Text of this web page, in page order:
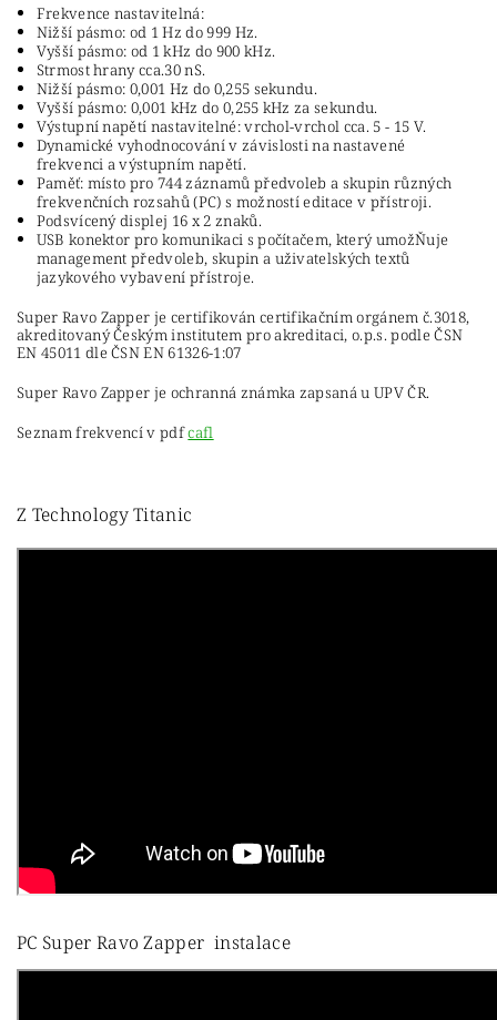
Frekvence nastavitelná:
Nižší pásmo: od 1 Hz do 999 Hz.
Vyšší pásmo: od 1 kHz do 900 kHz.
Strmost hrany cca.30 nS.
Nižší pásmo: 0,001 Hz do 0,255 sekundu.
Vyšší pásmo: 0,001 kHz do 0,255 kHz za sekundu.
Výstupní napětí nastavitelné: vrchol-vrchol cca. 5 - 15 V.
Dynamické vyhodnocování v závislosti na nastavené
frekvenci a výstupním napětí.
Paměť: místo pro 744 záznamů předvoleb a skupin různých
frekvenčních rozsahů (PC) s možností editace v přístroji.
Podsvícený displej 16 x 2 znaků.
USB konektor pro komunikaci s počítačem, který umožŇuje
management předvoleb, skupin a uživatelských textů
jazykového vybavení přístroje.
Super Ravo Zapper je certifikován certifikačním orgánem č.3018,
akreditovaný Českým institutem pro akreditaci, o.p.s. podle ČSN
EN 45011 dle ČSN EN 61326-1:07
Super Ravo Zapper je ochranná známka zapsaná u UPV ČR.
Seznam frekvencí v pdfcafl
Z Technology Titanic
PC Super Ravo Zapper instalace